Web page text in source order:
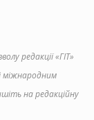
редакції «ГІТ»
міжнародним
на редакційну